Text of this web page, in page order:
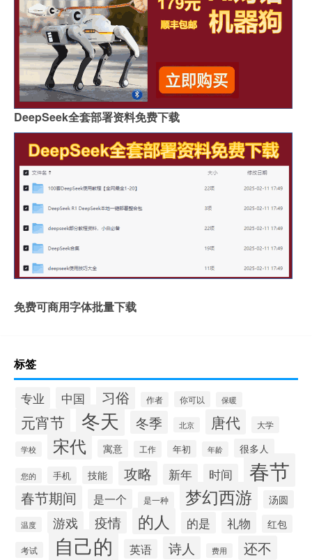
DeepSeek全套部署资料免费下载
免费可商用字体批量下载
标签
专业 中国 习俗 作者 你可以 保暖
元宵节 冬天 冬季 北京 唐代 大学
学校 宋代 寓意 工作 年初 年龄 很多人
您的 手机 技能 攻略 新年 时间 春节
春节期间 是一个 是一种 梦幻西游 汤圆
温度 游戏 疫情 的人 的是 礼物 红包
考试 自己的 英语 诗人 费用 还不